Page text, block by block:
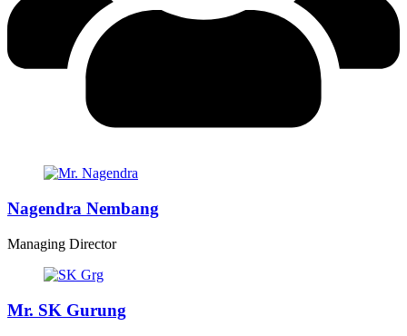
Nagendra Nembang
Managing Director
Mr. SK Gurung